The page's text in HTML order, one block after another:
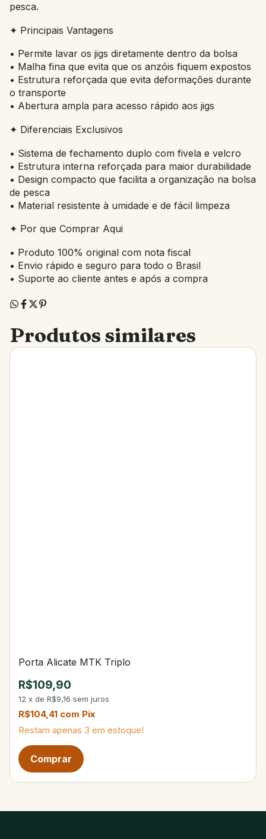
pesca.
✦ Principais Vantagens
• Permite lavar os jigs diretamente dentro da bolsa
• Malha fina que evita que os anzóis fiquem expostos
• Estrutura reforçada que evita deformações durante
o transporte
• Abertura ampla para acesso rápido aos jigs
✦ Diferenciais Exclusivos
• Sistema de fechamento duplo com fivela e velcro
• Estrutura interna reforçada para maior durabilidade
• Design compacto que facilita a organização na bolsa
de pesca
• Material resistente à umidade e de fácil limpeza
✦ Por que Comprar Aqui
• Produto 100% original com nota fiscal
• Envio rápido e seguro para todo o Brasil
• Suporte ao cliente antes e após a compra
Produtos similares
Porta Alicate MTK Triplo
R$109,90
12 x de R$9,16 sem juros
R$104,41 com Pix
Restam apenas 3 em estoque!